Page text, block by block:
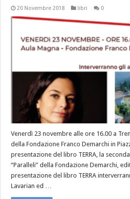
20 Novembre 2018 libri 0
Venerdì 23 novembre alle ore 16.00 a
della Fondazione Franco Demarchi in
presentazione del libro TERRA, la
“Paralleli” della Fondazione Demarchi,
presentazione del libro TERRA
Lavarian ed …